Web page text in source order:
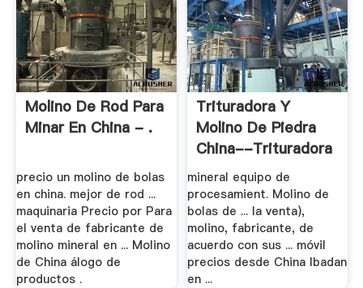
Molino De Rod Para
Minar En China - .
precio un molino de bolas
en china. mejor de rod ...
maquinaria Precio por Para
el venta de fabricante de
molino mineral en ... Molino
de China álogo de
productos .
Trituradora Y
Molino De Piedra
China--trituradora
.
mineral equipo de
procesamient. Molino de
bolas de ... la venta),
molino, fabricante, de
acuerdo con sus ... móvil
precios desde China Ibadan
en ...